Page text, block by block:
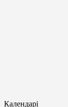
Календарі